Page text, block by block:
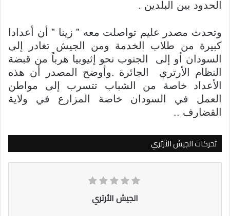
الحدود بين البلدين .
وتحدث مصدر عليم تواصلت معه ” زينا ” أن أعدادا
كبيرة من طلاب الخدمة ومن الجيش تغادر إلى
السودان أو إلى الجنوب نحو إثيوبيا هرباً من قبضة
النظام الأرتري الجائرة .وأوضح المصدر أن هذه
الأعداد خاصة من الشباب تتسرب إلى مواطن
العمل في السودان خاصة المزارع في ولاية
القضارف ..
تحركات الجيش الأرتري
الجيش الأرتري